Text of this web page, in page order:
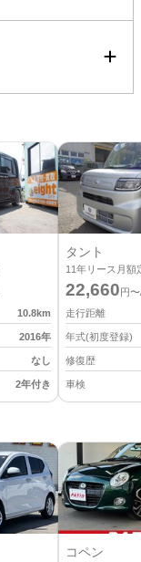
10.8km
2016年
なし
2年付き
タント
11年リース月額
22,660円
走行距離
年式(初度登録)
修復歴
車検
コペン